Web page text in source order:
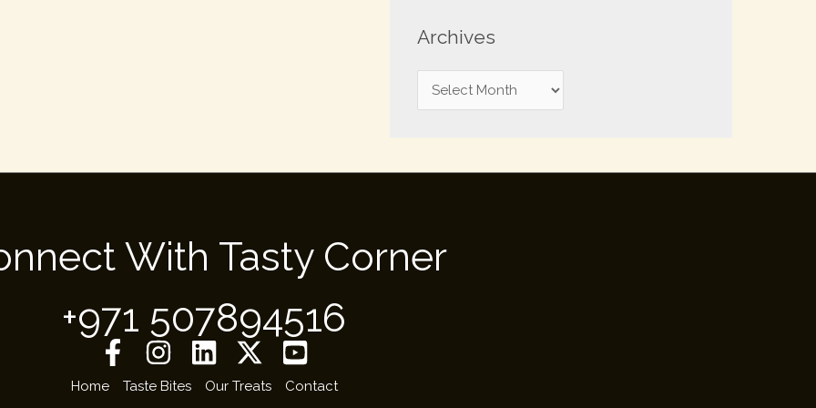
Archives
With Tasty Corner
+971 507894516
Home Taste Bites Our Treats Contact